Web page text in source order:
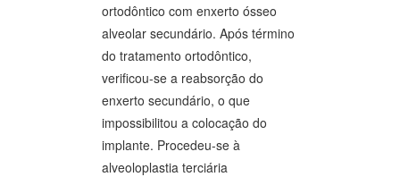
ortodôntico com enxerto ósseo
alveolar secundário. Após término
do tratamento ortodôntico,
verificou-se a reabsorção do
enxerto secundário, o que
impossibilitou a colocação do
implante. Procedeu-se à
alveoloplastia terciária